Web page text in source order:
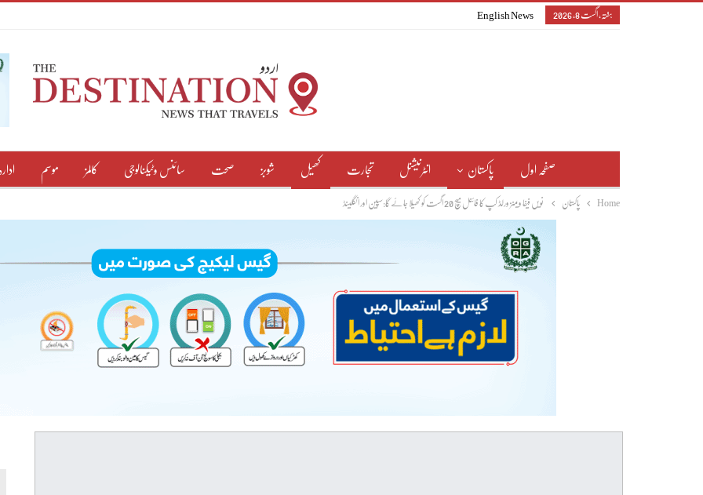
ہفتہ, اگست 8, 2026 English News
صفحہ اول پاکستان انٹرنیشنل تجارت کھیل شوبز صحت سائنس وٹیکنالوجی کالمز موسم ادارہ
Home پاکستان نویں فیفا ویمنز ورلڈ کپ کا فائنل میچ 20 اگست کو کھیلا جائے گا:سپین اور انگلینڈ